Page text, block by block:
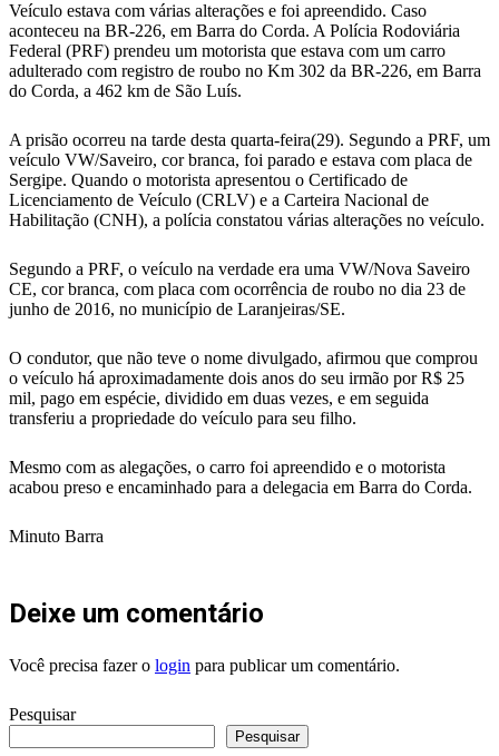
Veículo estava com várias alterações e foi apreendido. Caso
aconteceu na BR-226, em Barra do Corda. A Polícia Rodoviária
Federal (PRF) prendeu um motorista que estava com um carro
adulterado com registro de roubo no Km 302 da BR-226, em Barra
do Corda, a 462 km de São Luís.
A prisão ocorreu na tarde desta quarta-feira(29). Segundo a PRF, um
veículo VW/Saveiro, cor branca, foi parado e estava com placa de
Sergipe. Quando o motorista apresentou o Certificado de
Licenciamento de Veículo (CRLV) e a Carteira Nacional de
Habilitação (CNH), a polícia constatou várias alterações no veículo.
Segundo a PRF, o veículo na verdade era uma VW/Nova Saveiro
CE, cor branca, com placa com ocorrência de roubo no dia 23 de
junho de 2016, no município de Laranjeiras/SE.
O condutor, que não teve o nome divulgado, afirmou que comprou
o veículo há aproximadamente dois anos do seu irmão por R$ 25
mil, pago em espécie, dividido em duas vezes, e em seguida
transferiu a propriedade do veículo para seu filho.
Mesmo com as alegações, o carro foi apreendido e o motorista
acabou preso e encaminhado para a delegacia em Barra do Corda.
Minuto Barra
Deixe um comentário
Você precisa fazer o login para publicar um comentário.
Pesquisar
Pesquisar